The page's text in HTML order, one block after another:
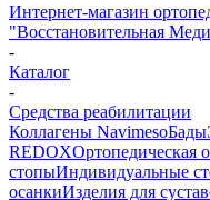
Интернет-магазин
"Восстановительная
-
Каталог
-
Средства реабилитации
Коллагены NavimesoБады
REDOXОртопедическая
стопыИндивидуальные
осанкиИзделия для